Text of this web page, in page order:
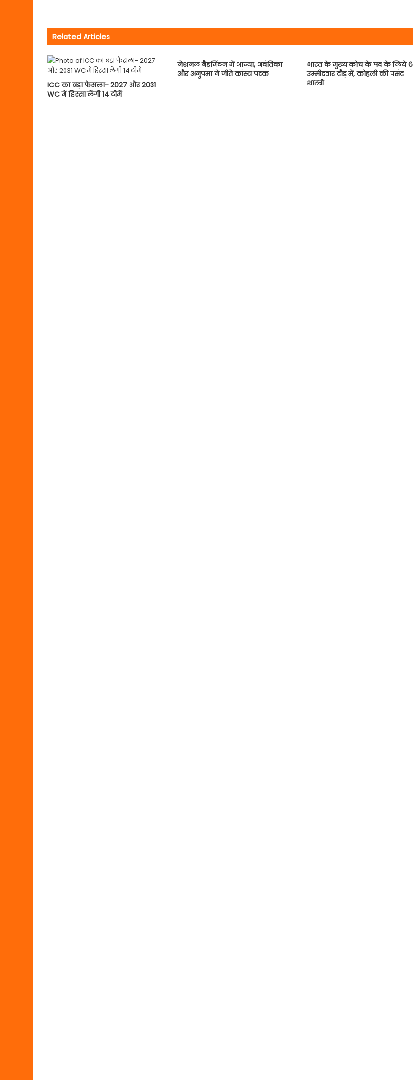
Related Articles
ICC का बड़ा फैसला- 2027 और 2031
WC में हिस्सा लेंगी 14 टीमें
नेशनल बैडमिंटन में आन्या, अवंतिका
और अनुपमा ने जीते कांस्य पदक
भारत के मुख्य कोच के पद के लिये 6
उम्मीदवार दौड़ में, कोहली की पसंद
शास्‍त्री